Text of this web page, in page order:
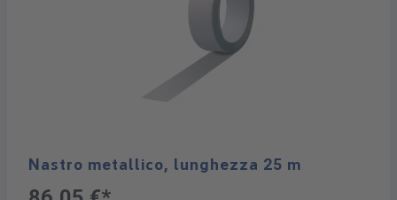
Nastro metallico, lunghezza 25 m